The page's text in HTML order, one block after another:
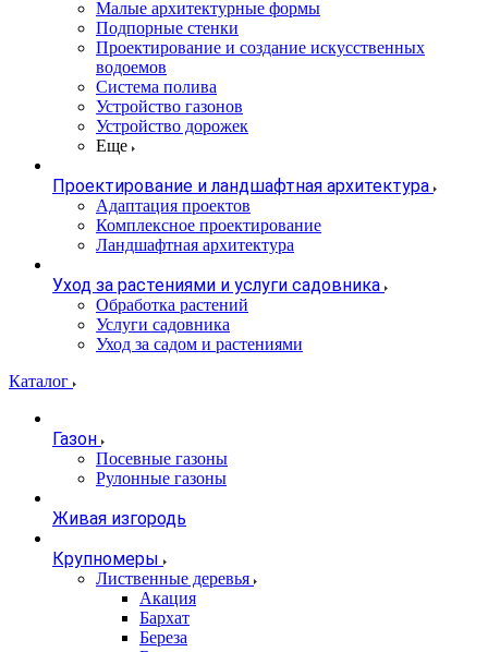
Малые архитектурные формы
Подпорные стенки
Проектирование и создание искусственных
водоемов
Система полива
Устройство газонов
Устройство дорожек
Еще
Проектирование и ландшафтная архитектура
Адаптация проектов
Комплексное проектирование
Ландшафтная архитектура
Уход за растениями и услуги садовника
Обработка растений
Услуги садовника
Уход за садом и растениями
Каталог
Газон
Посевные газоны
Рулонные газоны
Живая изгородь
Крупномеры
Лиственные деревья
Акация
Бархат
Береза